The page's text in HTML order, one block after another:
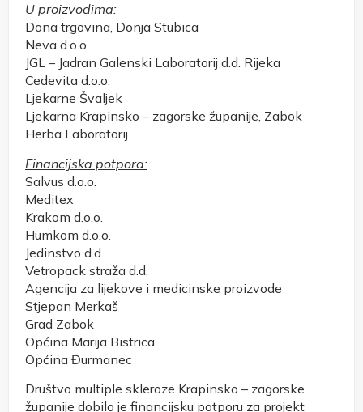
U proizvodima:
Dona trgovina, Donja Stubica
Neva d.o.o.
JGL – Jadran Galenski Laboratorij d.d. Rijeka
Cedevita d.o.o.
Ljekarne Švaljek
Ljekarna Krapinsko – zagorske županije, Zabok
Herba Laboratorij
Financijska potpora:
Salvus d.o.o.
Meditex
Krakom d.o.o.
Humkom d.o.o.
Jedinstvo d.d.
Vetropack straža d.d.
Agencija za lijekove i medicinske proizvode
Stjepan Merkaš
Grad Zabok
Općina Marija Bistrica
Općina Đurmanec
Društvo multiple skleroze Krapinsko – zagorske
županije dobilo je financijsku potporu za projekt